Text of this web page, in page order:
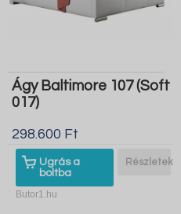
Ágy Baltimore 107 (Soft
017)
298.600 Ft
Ugrás a
boltba
Részletek
Butor1.hu